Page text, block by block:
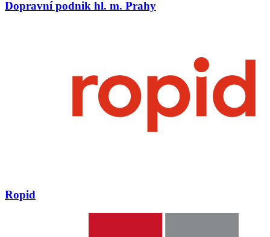
Dopravní podnik hl. m. Prahy
Ropid